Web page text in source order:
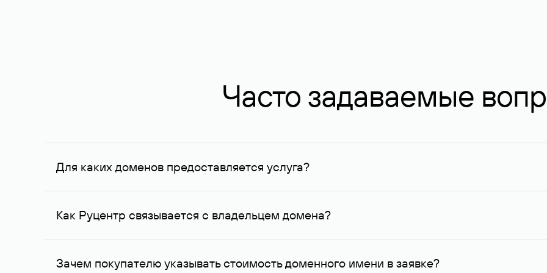
Часто задаваемые
Для каких доменов предоставляется услуга?
Услуга доступна для доменов, зарегистрированных в Руцентре и у других регистраторов. Для доменов,
Как Руцентр связывается с владельцем домена?
Для связи с владельцем домена используются его контактные данные, доступные Руцентру.
Зачем покупателю указывать стоимость доменного имени в заявке?